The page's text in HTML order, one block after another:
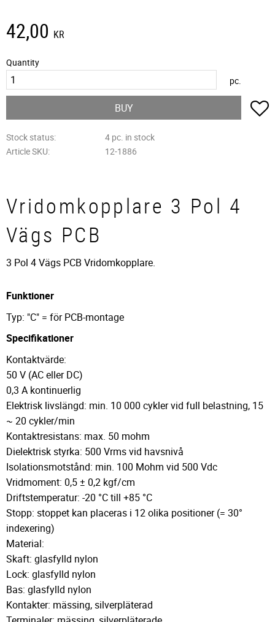
42,00 KR
Quantity
pc.
BUY
Stock status
4 pc. in stock
Article SKU
12-1886
Vridomkopplare 3 Pol 4
Vägs PCB
3 Pol 4 Vägs PCB Vridomkopplare.
Funktioner
Typ: "C" = för PCB-montage
Specifikationer
Kontaktvärde:
50 V (AC eller DC)
0,3 A kontinuerlig
Elektrisk livslängd: min. 10 000 cykler vid full belastning, 15
~ 20 cykler/min
Kontaktresistans: max. 50 mohm
Dielektrisk styrka: 500 Vrms vid havsnivå
Isolationsmotstånd: min. 100 Mohm vid 500 Vdc
Vridmoment: 0,5 ± 0,2 kgf/cm
Driftstemperatur: -20 °C till +85 °C
Stopp: stoppet kan placeras i 12 olika positioner (= 30°
indexering)
Material:
Skaft: glasfylld nylon
Lock: glasfylld nylon
Bas: glasfylld nylon
Kontakter: mässing, silverpläterad